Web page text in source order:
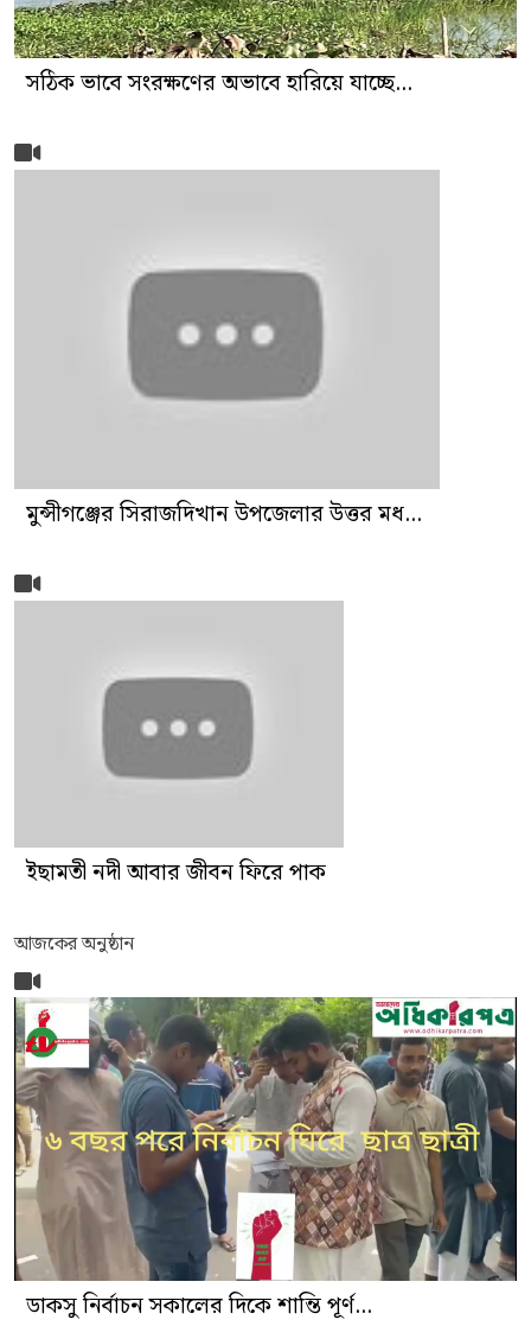
সঠিক ভাবে সংরক্ষণের অভাবে হারিয়ে যাচ্ছে...
মুন্সীগঞ্জের সিরাজদিখান উপজেলার উত্তর মধ...
ইছামতী নদী আবার জীবন ফিরে পাক
আজকের অনুষ্ঠান
ডাকসু নির্বাচন সকালের দিকে শান্তি পূর্ণ...